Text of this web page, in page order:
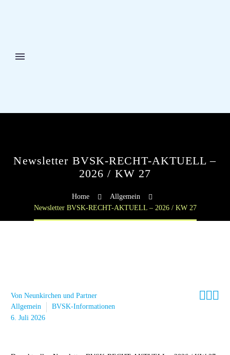
Newsletter BVSK-RECHT-AKTUELL –
2026 / KW 27
Home
Allgemein
Newsletter BVSK-RECHT-AKTUELL – 2026 / KW 27

Von Neunkirchen und Partner
Allgemein
BVSK-Informationen
6. Juli 2026